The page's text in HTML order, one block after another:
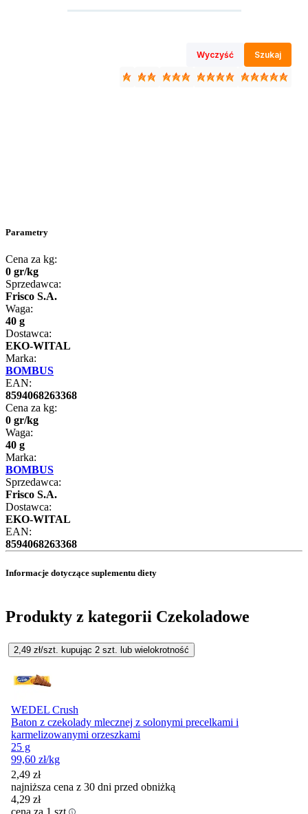
Wyczyść Szukaj
Parametry
Cena za kg:
0 gr/kg
Sprzedawca:
Frisco S.A.
Waga:
40 g
Dostawca:
EKO-WITAL
Marka:
BOMBUS
EAN:
8594068263368
Cena za kg:
0 gr/kg
Waga:
40 g
Marka:
BOMBUS
Sprzedawca:
Frisco S.A.
Dostawca:
EKO-WITAL
EAN:
8594068263368
Informacje dotyczące suplementu diety
Produkty z kategorii Czekoladowe
2,49 zł/szt. kupując 2 szt. lub wielokrotność
WEDEL Crush
Baton z czekolady mlecznej z solonymi precelkami i
karmelizowanymi orzeszkami
25 g
99,60 zł/kg
2,49 zł
najniższa cena z 30 dni przed obniżką
4,29 zł
cena za 1 szt.